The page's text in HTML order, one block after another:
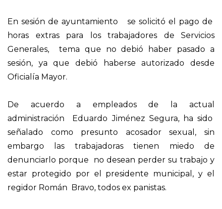
En sesión de ayuntamiento se solicitó el pago de
horas extras para los trabajadores de Servicios
Generales, tema que no debió haber pasado a
sesión, ya que debió haberse autorizado desde
Oficialía Mayor.
De acuerdo a empleados de la actual
administración Eduardo Jiménez Segura, ha sido
señalado como presunto acosador sexual, sin
embargo las trabajadoras tienen miedo de
denunciarlo porque no desean perder su trabajo y
estar protegido por el presidente municipal, y el
regidor Román Bravo, todos ex panistas.